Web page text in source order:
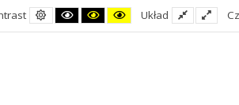
Kontrast
domyślny
Kontrast
czarno-
biały
Ustaw
kontrast
czarno-
Kontrast
żółto-
czarny
Układ Fixed
layout